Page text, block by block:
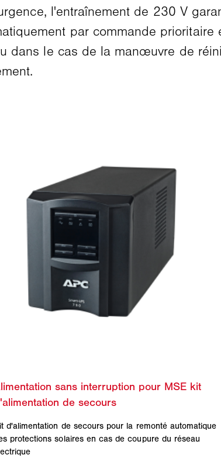
l'entraînement de 230 V
par commande
dans le cas de la manœuvre de
d'alimentation de secours pour la remonté automatique
protections solaires en cas de coupure du réseau